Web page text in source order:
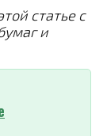
статье с
и